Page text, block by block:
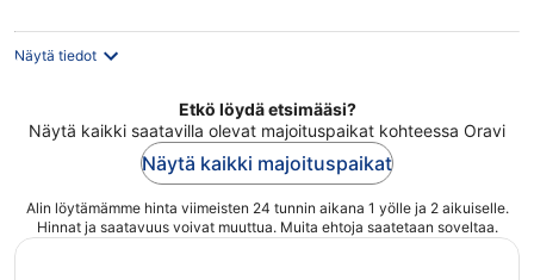
Näytä tiedot
Etkö löydä etsimääsi?
Näytä kaikki saatavilla olevat majoituspaikat kohteessa Oravi
Näytä kaikki majoituspaikat
Alin löytämämme hinta viimeisten 24 tunnin aikana 1 yölle ja 2 aikuiselle.
Hinnat ja saatavuus voivat muuttua. Muita ehtoja saatetaan soveltaa.